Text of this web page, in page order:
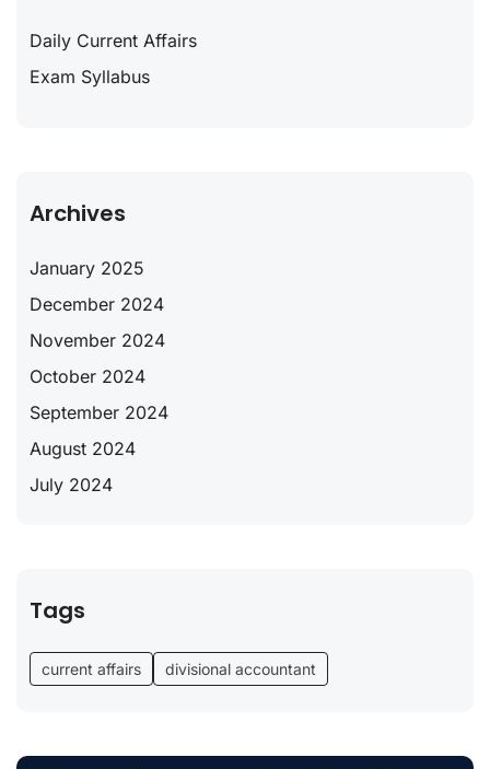
Daily Current Affairs
Exam Syllabus
Archives
January 2025
December 2024
November 2024
October 2024
September 2024
August 2024
July 2024
Tags
current affairs divisional accountant